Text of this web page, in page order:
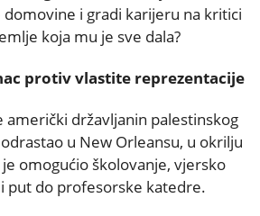
i gradi karijeru na kritici
koja mu je sve dala?
protiv vlastite reprezentacije
američki državljanin palestinskog
u New Orleansu, u okrilju
omogućio školovanje, vjersko
put do profesorske katedre.